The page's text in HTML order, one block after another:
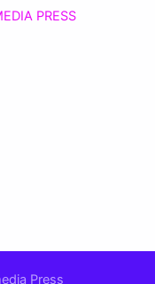
PRESS
Press